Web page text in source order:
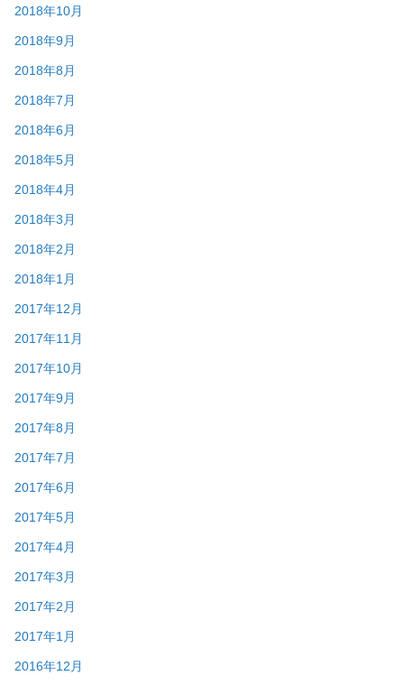
2018年10月
2018年9月
2018年8月
2018年7月
2018年6月
2018年5月
2018年4月
2018年3月
2018年2月
2018年1月
2017年12月
2017年11月
2017年10月
2017年9月
2017年8月
2017年7月
2017年6月
2017年5月
2017年4月
2017年3月
2017年2月
2017年1月
2016年12月